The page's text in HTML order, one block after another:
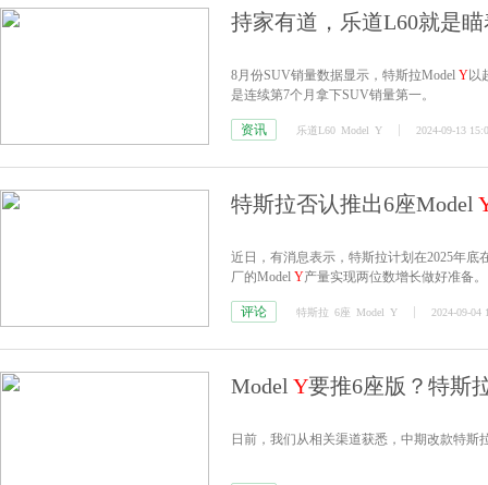
持家有道，乐道L60就是
8月份SUV销量数据显示，特斯拉Model Y以
是连续第7个月拿下SUV销量第一。
资讯 乐道L60 Model Y 2024-09-13
特斯拉否认推出6座Model
近日，有消息表示，特斯拉计划在2025年底
厂的Model Y产量实现两位数增长做好准备。
评论 特斯拉 6座 Model Y 2024-09-04
Model Y要推6座版？特斯
日前，我们从相关渠道获悉，中期改款特斯